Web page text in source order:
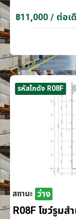
฿11,000 / ต่อเ
รหัสโกดัง R08F
สถานะ ว่าง
R08F โชว์รูมส